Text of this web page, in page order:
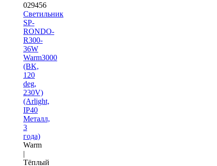
029456
Светильник
SP-
RONDO-
R300-
36W
Warm3000
(BK,
120
deg,
230V)
(Arlight,
IP40
Металл,
3
года)
Warm
|
Тёплый